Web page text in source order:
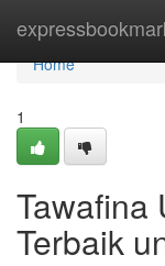
Home
Home
1
Tawafina
Terbaik